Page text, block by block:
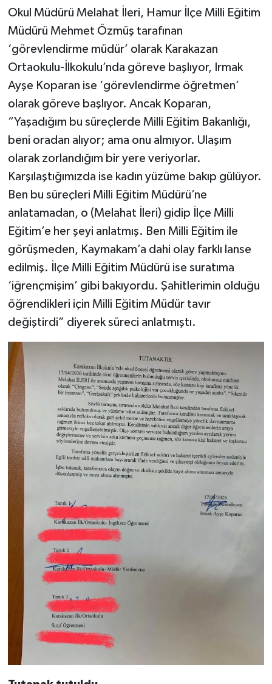
Okul Müdürü Melahat İleri, Hamur İlçe Milli Eğitim
Müdürü Mehmet Özmüş tarafınan
‘görevlendirme müdür’ olarak Karakazan
Ortaokulu-İlkokulu’nda göreve başlıyor, Irmak
Ayşe Koparan ise ‘görevlendirme öğretmen’
olarak göreve başlıyor. Ancak Koparan,
“Yaşadığım bu süreçlerde Milli Eğitim Bakanlığı,
beni oradan alıyor; ama onu almıyor. Ulaşım
olarak zorlandığım bir yere veriyorlar.
Karşılaştığımızda ise kadın yüzüme bakıp gülüyor.
Ben bu süreçleri Milli Eğitim Müdürü’ne
anlatamadan, o (Melahat İleri) gidip İlçe Milli
Eğitim’e her şeyi anlatmış. Ben Milli Eğitim ile
görüşmeden, Kaymakam’a dahi olay farklı lanse
edilmiş. İlçe Milli Eğitim Müdürü ise suratıma
‘iğrençmişim’ gibi bakıyordu. Şahitlerimin olduğu
öğrendikleri için Milli Eğitim Müdür tavır
değiştirdi” diyerek süreci anlatmıştı.